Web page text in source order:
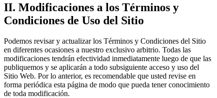
II. Modificaciones a los Términos y
Condiciones de Uso del Sitio
Podemos revisar y actualizar los Términos y Condiciones del Sitio
en diferentes ocasiones a nuestro exclusivo arbitrio. Todas las
modificaciones tendrán efectividad inmediatamente luego de que las
publiquemos y se aplicarán a todo subsiguiente acceso y uso del
Sitio Web. Por lo anterior, es recomendable que usted revise en
forma periódica esta página de modo que pueda tener conocimiento
de toda modificación.